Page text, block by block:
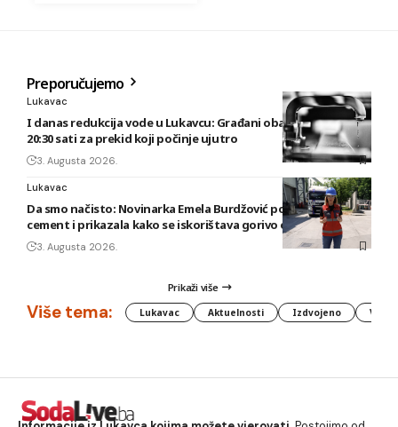
Preporučujemo
Lukavac
I danas redukcija vode u Lukavcu: Građani obaviješteni tek u
20:30 sati za prekid koji počinje ujutro
3. Augusta 2026.
Lukavac
Da smo načisto: Novinarka Emela Burdžović posjetila Lukavac
cement i prikazala kako se iskorištava gorivo od otpada
3. Augusta 2026.
Prikaži više
Više tema: Lukavac Aktuelnosti Izdvojeno